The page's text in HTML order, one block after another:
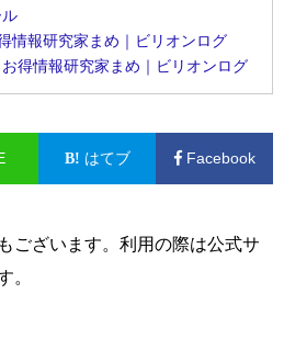
情報研究家まめ｜ビリオンログ
得情報研究家まめ｜ビリオンログ
はてブ Facebook
ございます。利用の際は公式サ
。